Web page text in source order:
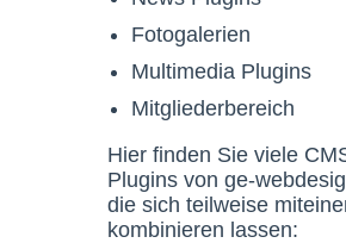
Fotogalerien
Multimedia Plugins
Mitgliederbereich
Hier finden Sie viele
Plugins von ge-
die sich teilweise
kombinieren lassen: